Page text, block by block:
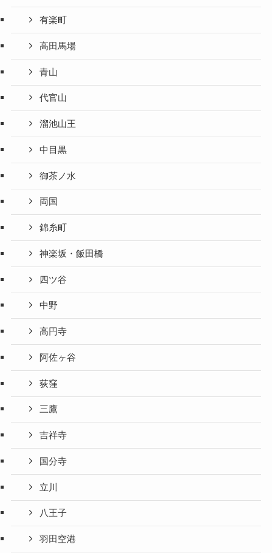
有楽町
高田馬場
青山
代官山
溜池山王
中目黒
御茶ノ水
両国
錦糸町
神楽坂・飯田橋
四ツ谷
中野
高円寺
阿佐ヶ谷
荻窪
三鷹
吉祥寺
国分寺
立川
八王子
羽田空港